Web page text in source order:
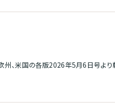
欧州、米国の各版2026年5月6日号より